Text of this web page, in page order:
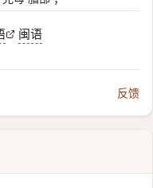
闽语
反馈